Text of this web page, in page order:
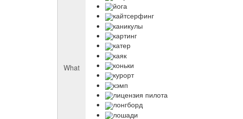
What
йога
кайтсерфинг
каникулы
картинг
катер
каяк
коньки
курорт
кэмп
лицензия пилота
лонгборд
лошади